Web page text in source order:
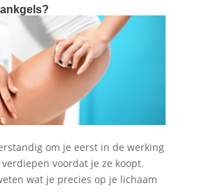
om je eerst in de werking
voordat je ze koopt.
wat je precies op je lichaam